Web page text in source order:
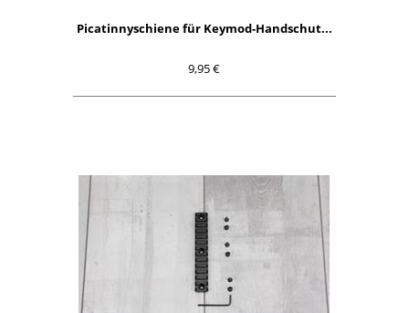
Picatinnyschiene für Keymod-Handschut...
9,95 €